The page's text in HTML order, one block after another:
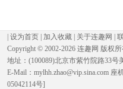
设为首页 加入收藏 关于连趣网
Copyright © 2002-2026 连趣网 版权
地址：(100089)北京市紫竹院路33号
E-Mail：mylhh.zhao@vip.sina.com
05042114号]